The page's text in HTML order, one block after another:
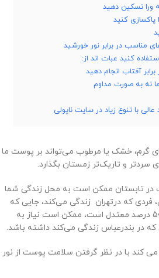
کنید عبات اند از:
با تنوع زیاد در سایت ناپولی
گرم، خشک یا مرطوب می‌تواند بر پوست ما
سردتر و تاریک‌تر زمستان بگذارد.
در تابستان ممکن است به محل زندگی شما
فردی که درتهران زندگی می‌کند، جایی که
دما معمولاً با رطوبت بیش از 50 درصد معتدل است، ممکن است نیاز به
در بندرعباس زندگی می‌کند داشته باشد.
کند با در نظر گرفتن سلامت پوست از نور